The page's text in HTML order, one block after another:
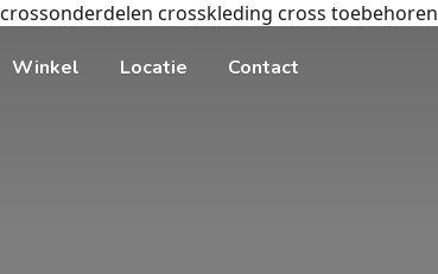
crossonderdelen crosskleding cross toebehoren
Winkel Locatie Contact